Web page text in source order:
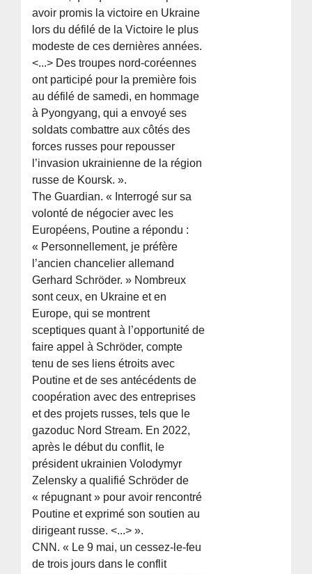
avoir promis la victoire en Ukraine
lors du défilé de la Victoire le plus
modeste de ces dernières années.
<...> Des troupes nord-coréennes
ont participé pour la première fois
au défilé de samedi, en hommage
à Pyongyang, qui a envoyé ses
soldats combattre aux côtés des
forces russes pour repousser
l’invasion ukrainienne de la région
russe de Koursk. ».
The Guardian. « Interrogé sur sa
volonté de négocier avec les
Européens, Poutine a répondu :
« Personnellement, je préfère
l’ancien chancelier allemand
Gerhard Schröder. » Nombreux
sont ceux, en Ukraine et en
Europe, qui se montrent
sceptiques quant à l’opportunité de
faire appel à Schröder, compte
tenu de ses liens étroits avec
Poutine et de ses antécédents de
coopération avec des entreprises
et des projets russes, tels que le
gazoduc Nord Stream. En 2022,
après le début du conflit, le
président ukrainien Volodymyr
Zelensky a qualifié Schröder de
« répugnant » pour avoir rencontré
Poutine et exprimé son soutien au
dirigeant russe. <...> ».
CNN. « Le 9 mai, un cessez-le-feu
de trois jours dans le conflit